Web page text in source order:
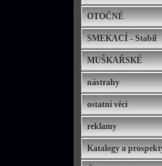
OTOČNÉ
SMEKACÍ - Stabil
MUŠKAŘSKÉ
nástrahy
ostatní věci
reklamy
Katalogy a